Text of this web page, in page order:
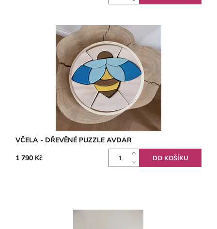
VČELA - DŘEVĚNÉ PUZZLE AVDAR
1 790 Kč